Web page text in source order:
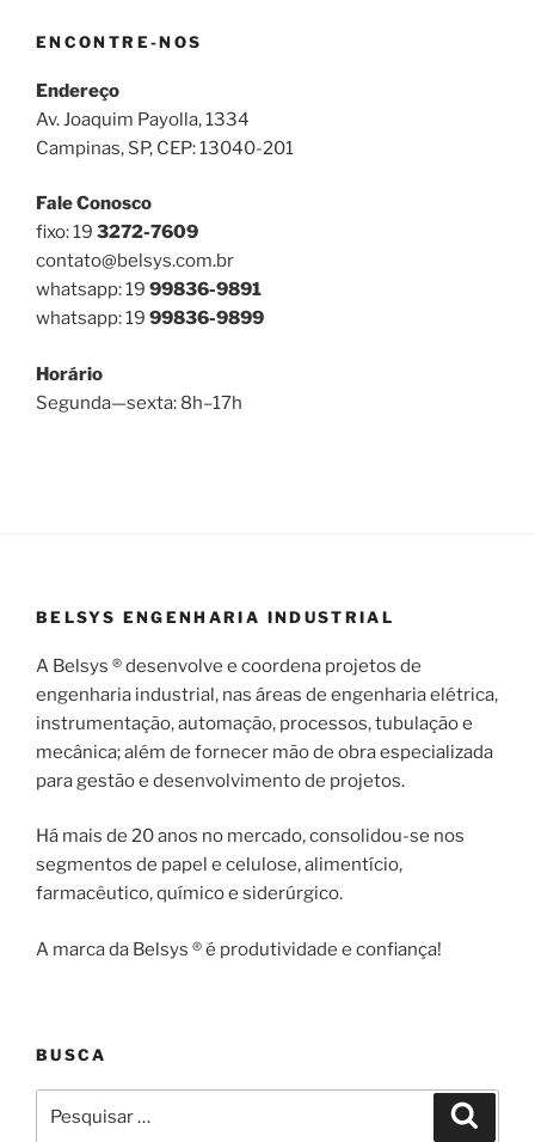
ENCONTRE-NOS
Endereço
Av. Joaquim Payolla, 1334
Campinas, SP, CEP: 13040-201
Fale Conosco
fixo: 19 3272-7609
contato@belsys.com.br
whatsapp: 19 99836-9891
whatsapp: 19 99836-9899
Horário
Segunda—sexta: 8h–17h
BELSYS ENGENHARIA INDUSTRIAL
A Belsys ® desenvolve e coordena projetos de
engenharia industrial, nas áreas de engenharia elétrica,
instrumentação, automação, processos, tubulação e
mecânica; além de fornecer mão de obra especializada
para gestão e desenvolvimento de projetos.
Há mais de 20 anos no mercado, consolidou-se nos
segmentos de papel e celulose, alimentício,
farmacêutico, químico e siderúrgico.
A marca da Belsys ® é produtividade e confiança!
BUSCA
por: